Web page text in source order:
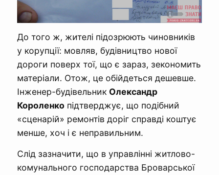
До того ж, жителі підозрюють чиновників
у корупції: мовляв, будівництво нової
дороги поверх тої, що є зараз, зекономить
матеріали. Отож, це обійдеться дешевше.
Інженер-будівельник Олександр
Короленко підтверджує, що подібний
«сценарій» ремонтів доріг справді коштує
менше, хоч і є неправильним.
Слід зазначити, що в управлінні житлово-
комунального господарства Броварської